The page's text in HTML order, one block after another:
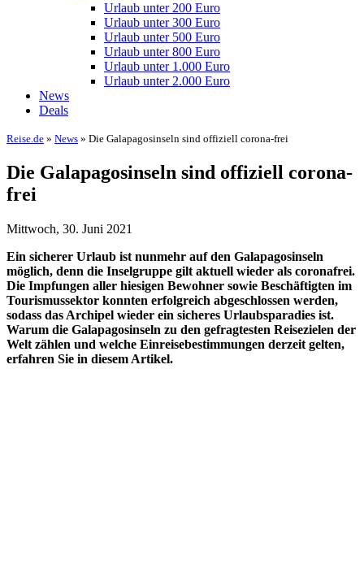
Urlaub unter 200 Euro
Urlaub unter 300 Euro
Urlaub unter 500 Euro
Urlaub unter 800 Euro
Urlaub unter 1.000 Euro
Urlaub unter 2.000 Euro
News
Deals
Reise.de » News » Die Galapagosinseln sind offiziell corona-frei
Die Galapagosinseln sind offiziell corona-
frei
Mittwoch, 30. Juni 2021
Ein sicherer Urlaub ist nunmehr auf den Galapagosinseln
möglich, denn die Inselgruppe gilt aktuell wieder als coronafrei.
Die Impfungen aller hiesigen Bewohner sowie Beschäftigten im
Tourismussektor konnten erfolgreich abgeschlossen werden,
sodass das Archipel wieder ein sicheres Urlaubsparadies ist.
Warum die Galapagosinseln zu den gefragtesten Reisezielen der
Welt zählen und welche Einreisebestimmungen derzeit gelten,
erfahren Sie in diesem Artikel.